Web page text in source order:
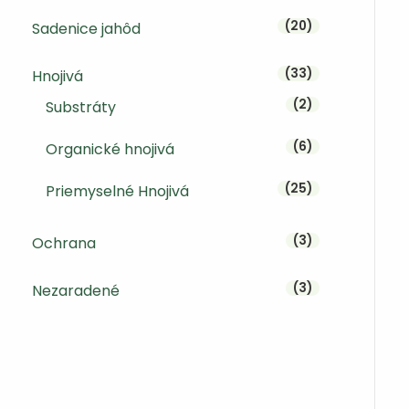
Sadenice jahôd 2020 produktov
Hnojivá 3333 produktov
Substráty 22 produkty
Organické hnojivá 66 produktov
Priemyselné Hnojivá 2525 produktov
Ochrana 33 produkty
Nezaradené 33 produkty